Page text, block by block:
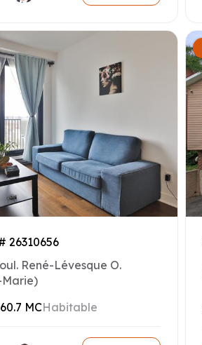
26310656
René-Lévesque O.
60.7 MCHabitable